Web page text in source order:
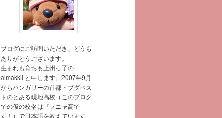
ブログにご訪問いただき、どうも
ありがとうございます。
生まれも育ちも上州っ子の
almakkii と申します。2007年9月
からハンガリーの首都・ブダペス
トのとある現地高校（このブログ
での仮の校名は『フニャ高で
す！）で日本語を教えています。